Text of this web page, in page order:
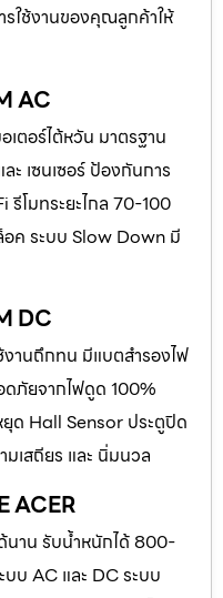
ใช้งานของคุณลูกค้าให้
AC
ตอร์ไต้หวัน มาตรฐาน
ะ เซนเซอร์ ป้องกันการ
โมทระยะไกล 70-100
อค ระบบ Slow Down มี
DC
งานถึกทน มีแบตสำรองไฟ
ดภัยจากไฟดูด 100%
ด Hall Sensor ประตูปิด
เสถียร และ นิ่มนวล
ACER
นาน รับน้ำหนักได้ 800-
บ AC และ DC ระบบ